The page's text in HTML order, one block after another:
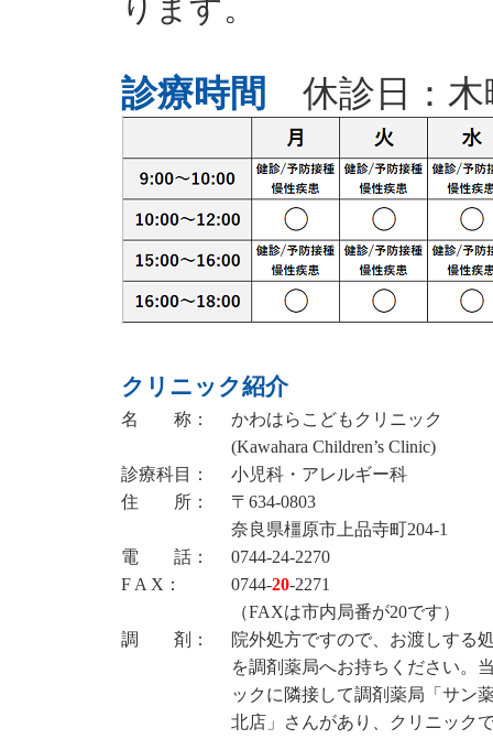
ります。
診療時間 休診日：木
クリニック紹介
名 称：
かわはらこどもクリニック
(Kawahara Children’s Clinic)
診療科目：
小児科・アレルギー科
住 所：
〒634-0803
奈良県橿原市上品寺町204-1
電 話：
0744-24-2270
F A X：
0744-20-2271
（FAXは市内局番が20です）
調 剤：
院外処方ですので、お渡しする
を調剤薬局へお持ちください。
ックに隣接して調剤薬局「サン
北店」さんがあり、クリニック